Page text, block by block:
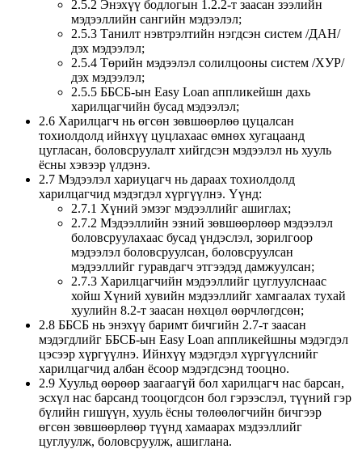
2.5.2 Энэхүү бодлогын 1.2.2-т заасан зээлийн
мэдээллийн сангийн мэдээлэл;
2.5.3 Танилт нэвтрэлтийн нэгдсэн систем /ДАН/
дэх мэдээлэл;
2.5.4 Төрийн мэдээлэл солилцооны систем /ХУР/
дэх мэдээлэл;
2.5.5 ББСБ-ын Easy Loan аппликейшн дахь
харилцагчийн бусад мэдээлэл;
2.6 Харилцагч нь өгсөн зөвшөөрлөө цуцалсан
тохиолдолд ийнхүү цуцлахаас өмнөх хугацаанд
цугласан, боловсруулалт хийгдсэн мэдээлэл нь хууль
ёсны хэвээр үлдэнэ.
2.7 Мэдээлэл хариуцагч нь дараах тохиолдолд
харилцагчид мэдэгдэл хүргүүлнэ. Үүнд:
2.7.1 Хүний эмзэг мэдээллийг ашиглах;
2.7.2 Мэдээллийн эзний зөвшөөрлөөр мэдээлэл
боловсруулахаас бусад үндэслэл, зорилгоор
мэдээлэл боловсруулсан, боловсруулсан
мэдээллийг гуравдагч этгээдэд дамжуулсан;
2.7.3 Харилцагчийн мэдээллийг цуглуулснаас
хойш Хүний хувийн мэдээллийг хамгаалах тухай
хуулийн 8.2-т заасан нөхцөл өөрчлөгдсөн;
2.8 ББСБ нь энэхүү баримт бичгийн 2.7-т заасан
мэдэгдлийг ББСБ-ын Easy Loan аппликейшны мэдэгдэл
цэсээр хүргүүлнэ. Ийнхүү мэдэгдэл хүргүүлснийг
харилцагчид албан ёсоор мэдэгдсэнд тооцно.
2.9 Хуульд өөрөөр заагаагүй бол харилцагч нас барсан,
эсхүл нас барсанд тооцогдсон бол гэрээслэл, түүний гэр
бүлийн гишүүн, хууль ёсны төлөөлөгчийн бичгээр
өгсөн зөвшөөрлөөр түүнд хамаарах мэдээллийг
цуглуулж, боловсруулж, ашиглана.